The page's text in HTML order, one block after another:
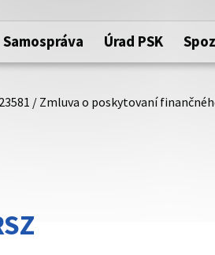
samosprávneho kraja.
Samospráva Úrad PSK
23581 / Zmluva o poskytovaní